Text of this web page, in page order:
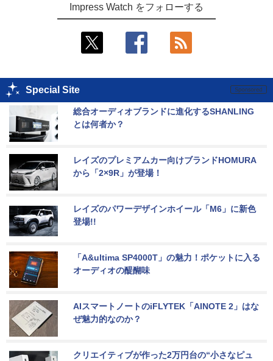
Impress Watch をフォローする
Special Site
総合オーディオブランドに進化するSHANLING
とは何者か？
レイズのプレミアムカー向けブランドHOMURA
から「2×9R」が登場！
レイズのパワーデザインホイール「M6」に新色
登場!!
「A&ultima SP4000T」の魅力！ポケットに入る
オーディオの醍醐味
AIスマートノートのiFLYTEK「AINOTE 2」はな
ぜ魅力的なのか？
クリエイティブが作った2万円台の“小さなピュ